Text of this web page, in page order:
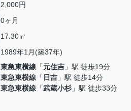
2,000円
0ヶ月
17.30㎡
1989年1月(築37年)
東急東横線 「元住吉 」駅 徒歩19分
東急東横線 「 日吉 」駅 徒歩14分
東急東横線 「武蔵小杉 」駅 徒歩33分